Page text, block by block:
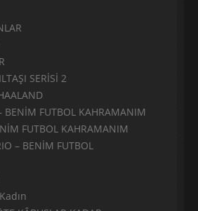
SERİSİ 2
BENİM FUTBOL KAHRAMANIM
FUTBOL KAHRAMANIM
– BENİM FUTBOL